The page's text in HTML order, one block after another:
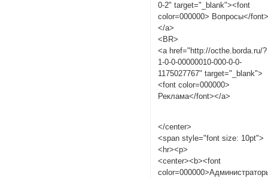
0-2" target="_blank"><font
color=000000> Вопросы</
</a>
<BR>
<a href="http://octhe.borda.ru/?
1-0-0-00000010-000-0-0-
1175027767" target="_blank">
<font color=000000>
Реклама</font></a>
</center>
<span style="font size: 10pt">
<hr><p>
<center><b><font